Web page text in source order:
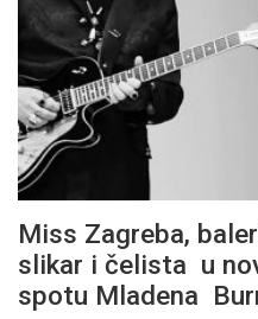
Miss Zagreba,
slikar i čelista u
spotu Mladena